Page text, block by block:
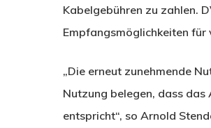
Kabelgebühren zu zahlen.
Empfangsmöglichkeiten
„Die erneut zunehmende
Nutzung belegen, dass das
entspricht“, so Arnold